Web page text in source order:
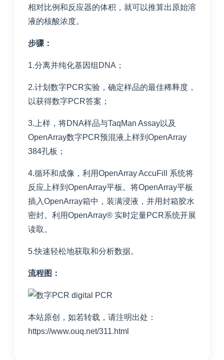
相对比例和反应器的体积，就可以推算出原始溶
液的核酸浓度。
步骤：
1.分离并纯化基因组DNA；
2.计划数字PCR实验，确定样品的最佳稀释度，
以获得数字PCR答案；
3.上样，将DNA样品与TaqMan Assay以及
OpenArray数字PCR预混液上样到OpenArray
384孔板；
4.循环和成像，利用OpenArray AccuFill 系统将
反应上样到OpenArray平板。将OpenArray平板
插入OpenArray箱中，装满浸液，并用封箱胶水
密封。利用OpenArray® 实时定量PCR系统开展
读取。
5.快速轻松地获取和分析数据。
流程图：
本站原创，如若转载，请注明出处：
https://www.ouq.net/311.html